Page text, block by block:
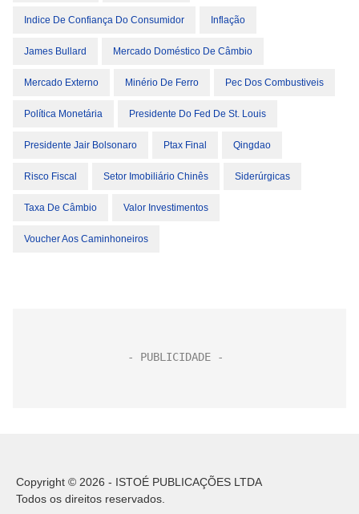
Indice De Confiança Do Consumidor Inflação
James Bullard Mercado Doméstico De Câmbio
Mercado Externo Minério De Ferro Pec Dos Combustiveis
Política Monetária Presidente Do Fed De St. Louis
Presidente Jair Bolsonaro Ptax Final Qingdao
Risco Fiscal Setor Imobiliário Chinês Siderúrgicas
Taxa De Câmbio Valor Investimentos
Voucher Aos Caminhoneiros
Copyright © 2026 - ISTOÉ PUBLICAÇÕES LTDA
Todos os direitos reservados.